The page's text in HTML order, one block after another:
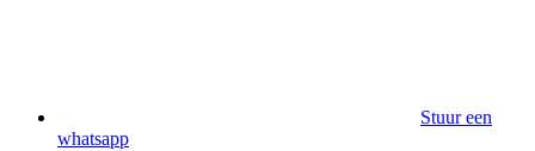
Stuur een
whatsapp